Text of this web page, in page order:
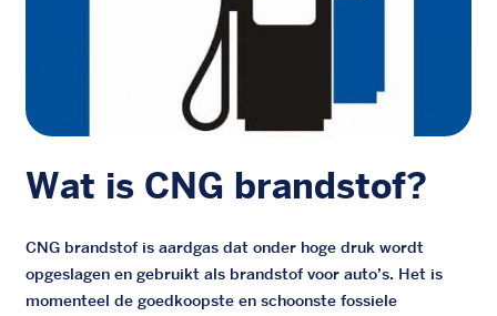
Wat is CNG brandstof?
CNG brandstof is aardgas dat onder hoge druk wordt
opgeslagen en gebruikt als brandstof voor auto’s. Het is
momenteel de goedkoopste en schoonste fossiele